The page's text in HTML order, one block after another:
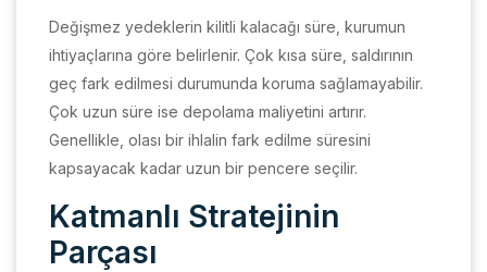
Değişmez yedeklerin kilitli kalacağı süre, kurumun
ihtiyaçlarına göre belirlenir. Çok kısa süre, saldırının
geç fark edilmesi durumunda koruma sağlamayabilir.
Çok uzun süre ise depolama maliyetini artırır.
Genellikle, olası bir ihlalin fark edilme süresini
kapsayacak kadar uzun bir pencere seçilir.
Katmanlı Stratejinin
Parçası